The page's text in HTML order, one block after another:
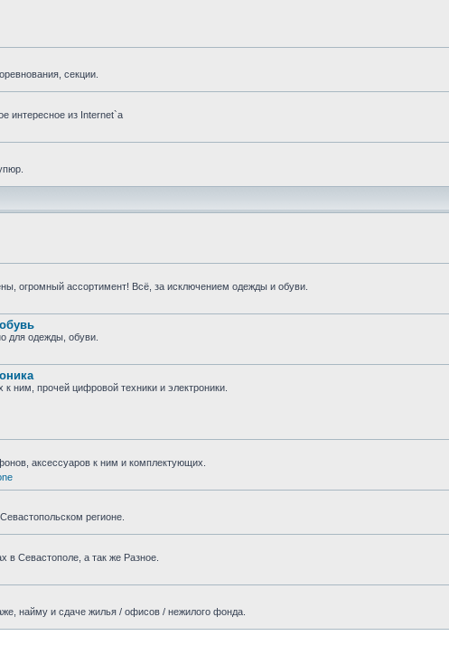
секции.
интересное из Internet`а
огромный ассортимент! Всё, за исключением одежды и обуви.
для одежды, обуви.
ним, прочей цифровой техники и электроники.
аксессуаров к ним и комплектующих.
регионе.
в Севастополе, а так же Разное.
найму и сдаче жилья / офисов / нежилого фонда.